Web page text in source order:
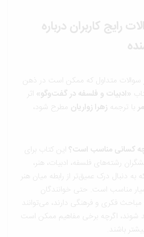
کاربران درباره
متداول که ممکن است در ذهن
و فلسفه در گفت‌وگو»اثر
زهرا زواریانمطرح شود،
این کتاب برای
فلسفه، ادبیات، هنر،
درک عمیق‌تر از رابطه میان هنر
است. حتی خوانندگان
فکری و فرهنگی دارند، می‌توانند
اگرچه برخی مفاهیم ممکن است